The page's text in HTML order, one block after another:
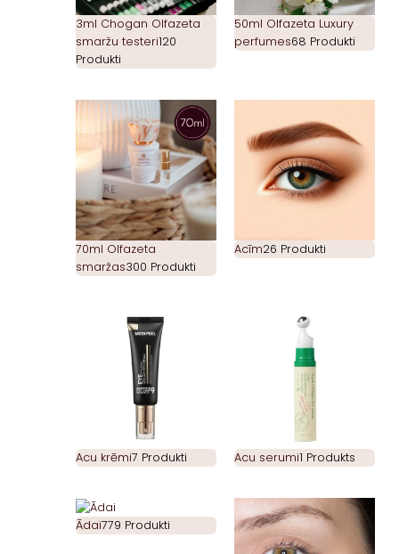
3ml Chogan Olfazeta
smaržu testeri120
Produkti
50ml Olfazeta Luxury
perfumes68 Produkti
70ml Olfazeta
smaržas300 Produkti
Acīm26 Produkti
Acu krēmi7 Produkti Acu serumi1 Produkts
Ādai779 Produkti